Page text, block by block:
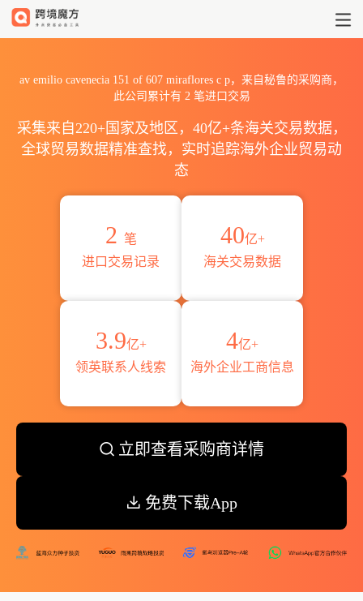
av emilio cavenecia 151 of 607 miraflores c p，来自秘鲁的采购商，
此公司累计有 2笔进口交易
采集来自220+国家及地区，40亿+条海关交易数据，
全球贸易数据精准查找，实时追踪海外企业贸易动
态
2 笔
进口交易记录
40亿+
海关交易数据
3.9亿+
领英联系人线索
4亿+
海外企业工商信息
立即查看采购商详情
免费下载App